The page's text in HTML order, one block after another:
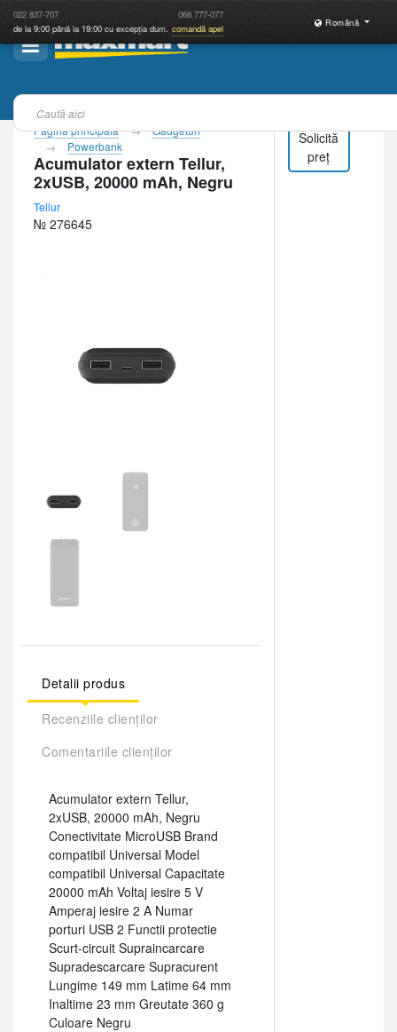
022 837-707 068 777-077
de la 9:00 până la 19:00 cu excepția dum. comandă apel
Română
Pagina principală
Gadgeturi
Powerbank
Acumulator extern Tellur,
2xUSB, 20000 mAh, Negru
Tellur
№ 276645
Detalii produs
Recenziile clienților
Comentariile clienților
Acumulator extern Tellur,
2xUSB, 20000 mAh, Negru
Conectivitate MicroUSB Brand
compatibil Universal Model
compatibil Universal Capacitate
20000 mAh Voltaj iesire 5 V
Amperaj iesire 2 A Numar
porturi USB 2 Functii protectie
Scurt-circuit Supraincarcare
Supradescarcare Supracurent
Lungime 149 mm Latime 64 mm
Inaltime 23 mm Greutate 360 g
Culoare Negru
Solicită
preț